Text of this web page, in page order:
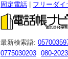
固定電話 フリーダイ
最新検索語:
0775030203
080-